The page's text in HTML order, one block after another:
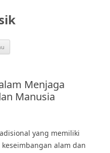
Menjaga
Manusia
yang memiliki
alam dan